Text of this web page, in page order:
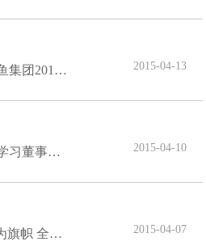
会议上的重要讲话感想 2015-04-13
神心得体会 2015-04-10
预算管理工作 2015-04-07